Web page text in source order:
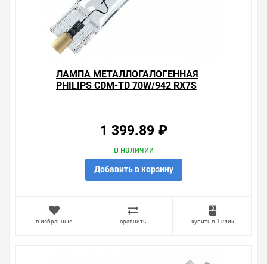
ЛАМПА МЕТАЛЛОГАЛОГЕННАЯ
PHILIPS CDM-TD 70W/942 RX7S
1 399.89 ₽
в наличии
Добавить в корзину
в избранные сравнить купить в 1 клик